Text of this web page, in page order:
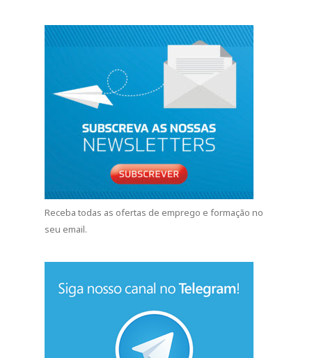
Receba todas as ofertas de emprego e formação no
seu email.